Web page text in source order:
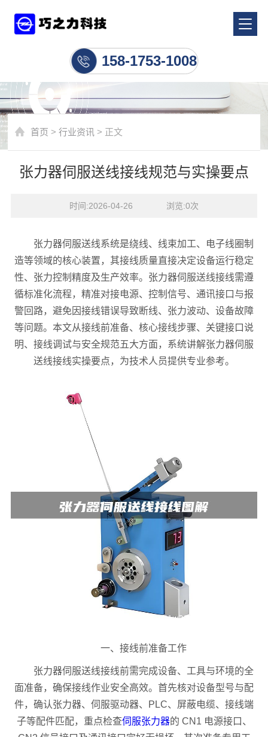
158-1753-1008
首页 >行业资讯 > 正文
张力器伺服送线接线规范与实操要点
时间:2026-04-26    浏览:0次
张力器伺服送线系统是绕线、线束加工、电子线圈制
造等领域的核心装置，其接线质量直接决定设备运行稳定
性、张力控制精度及生产效率。张力器伺服送线接线需遵
循标准化流程，精准对接电源、控制信号、通讯接口与报
警回路，避免因接线错误导致断线、张力波动、设备故障
等问题。本文从接线前准备、核心接线步骤、关键接口说
明、接线调试与安全规范五大方面，系统讲解张力器伺服
送线接线实操要点，为技术人员提供专业参考。
一、接线前准备工作
张力器伺服送线接线前需完成设备、工具与环境的全
面准备，确保接线作业安全高效。首先核对设备型号与配
件，确认张力器、伺服驱动器、PLC、屏蔽电缆、接线端
子等配件匹配，重点检查伺服张力器的 CN1 电源接口、